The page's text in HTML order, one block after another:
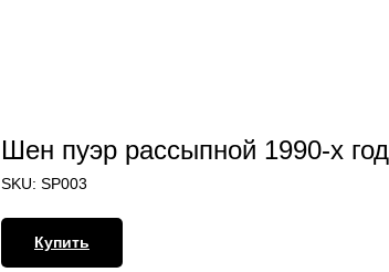
Шен пуэр рассыпной 1990-х
SKU: SP003
Купить